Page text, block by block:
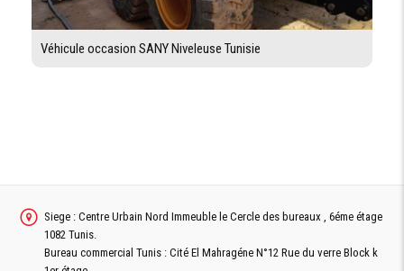
Véhicule occasion SANY Niveleuse Tunisie
Siege : Centre Urbain Nord Immeuble le Cercle des bureaux , 6éme étage
1082 Tunis.
Bureau commercial Tunis : Cité El Mahragéne N°12 Rue du verre Block k